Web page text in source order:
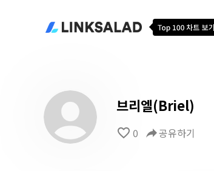
브리엘(Briel)
favorite_border 0 reply공유하기